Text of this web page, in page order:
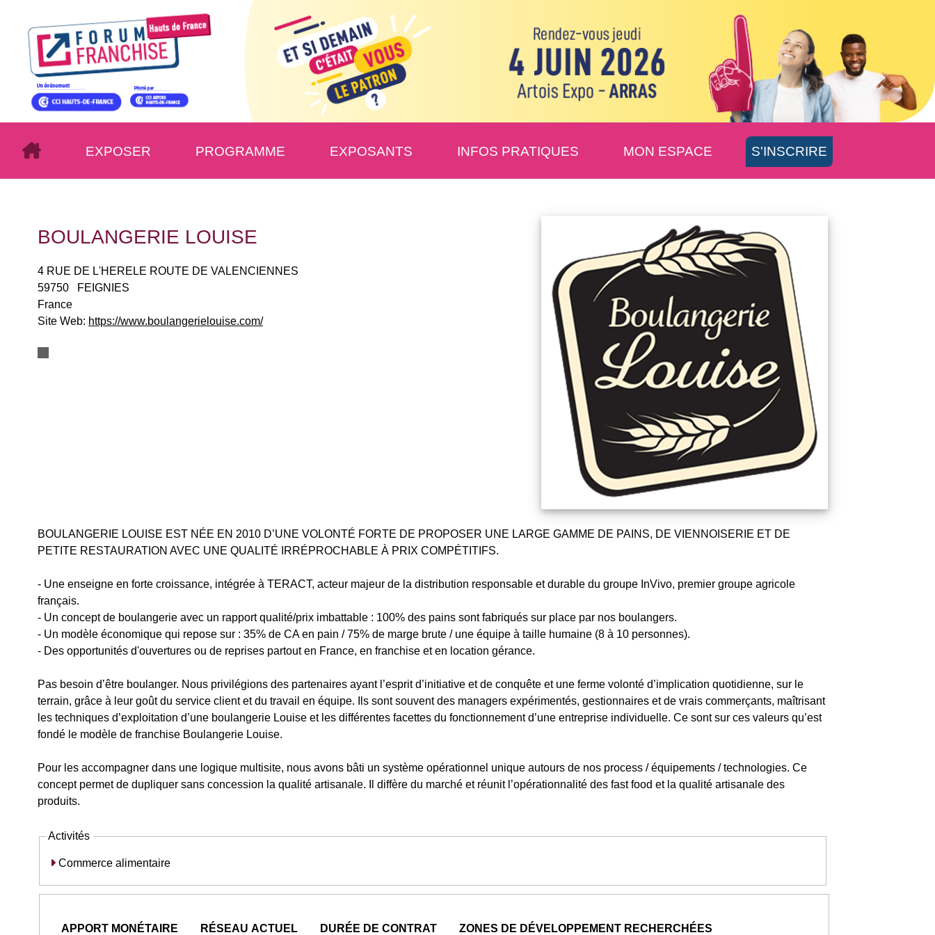
EXPOSER PROGRAMME EXPOSANTS INFOS PRATIQUES MON ESPACE S'INSCRIRE
BOULANGERIE LOUISE
4 RUE DE L'HERELE ROUTE DE VALENCIENNES
59750
FEIGNIES
France
Site Web: https://www.boulangerielouise.com/
BOULANGERIE LOUISE EST NÉE EN 2010 D’UNE VOLONTÉ FORTE DE PROPOSER UNE LARGE GAMME DE PAINS, DE VIENNOISERIE ET DE
PETITE RESTAURATION AVEC UNE QUALITÉ IRRÉPROCHABLE À PRIX COMPÉTITIFS.
- Une enseigne en forte croissance, intégrée à TERACT, acteur majeur de la distribution responsable et durable du groupe InVivo, premier groupe agricole
français.
- Un concept de boulangerie avec un rapport qualité/prix imbattable : 100% des pains sont fabriqués sur place par nos boulangers.
- Un modèle économique qui repose sur : 35% de CA en pain / 75% de marge brute / une équipe à taille humaine (8 à 10 personnes).
- Des opportunités d'ouvertures ou de reprises partout en France, en franchise et en location gérance.
Pas besoin d’être boulanger. Nous privilégions des partenaires ayant l’esprit d’initiative et de conquête et une ferme volonté d’implication quotidienne, sur le
terrain, grâce à leur goût du service client et du travail en équipe. Ils sont souvent des managers expérimentés, gestionnaires et de vrais commerçants, maîtrisant
les techniques d’exploitation d’une boulangerie Louise et les différentes facettes du fonctionnement d’une entreprise individuelle. Ce sont sur ces valeurs qu’est
fondé le modèle de franchise Boulangerie Louise.
Pour les accompagner dans une logique multisite, nous avons bâti un système opérationnel unique autours de nos process / équipements / technologies. Ce
concept permet de dupliquer sans concession la qualité artisanale. Il diffère du marché et réunit l’opérationnalité des fast food et la qualité artisanale des
produits.
Activités
Commerce alimentaire
APPORT MONÉTAIRE RÉSEAU ACTUEL DURÉE DE CONTRAT ZONES DE DÉVELOPPEMENT RECHERCHÉES